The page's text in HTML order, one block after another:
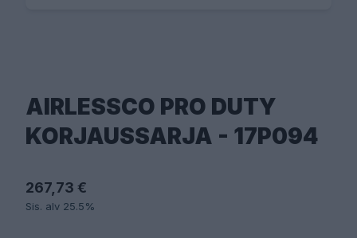
AIRLESSCO PRO DUTY
KORJAUSSARJA - 17P094
267,73 €
Sis. alv 25.5%